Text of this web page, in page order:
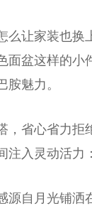
让家装也换
面盆这样的小
魅力。
，省心省力拒
注入灵动活力：
源自月光铺洒